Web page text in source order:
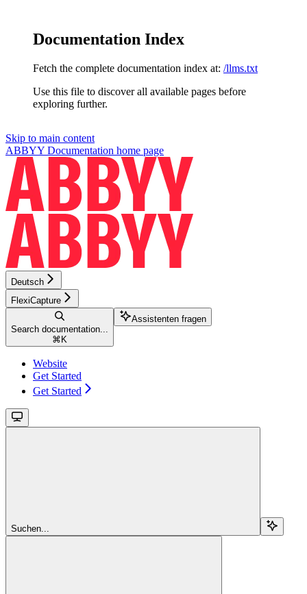
Documentation Index
Fetch the complete documentation index at: /llms.txt
Use this file to discover all available pages before
exploring further.
Skip to main content
ABBYY Documentation home page
Deutsch
FlexiCapture
Search documentation...
⌘ K
Assistenten fragen
Website
Get Started
Get Started
Suchen...